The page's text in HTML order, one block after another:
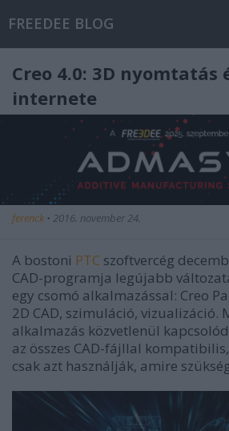
FREEDEE BLOG
Creo 4.0: 3D nyomtatás
internete
ferenck • 2016. november 24.
A bostoni PTC szoftvercég
CAD-programja legújabb
egy csomó alkalmazással: Creo
2D CAD, szimuláció, vizualizáció.
alkalmazás közvetlenül
az összes CAD-fájllal
csak azt használják, amire